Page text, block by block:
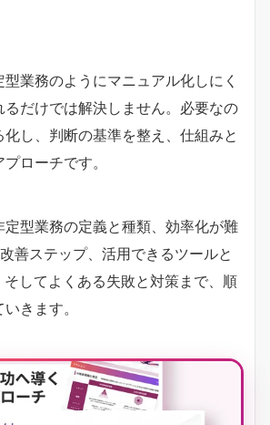
業務のようにマニュアル化しにく
るだけでは解決しません。必要なの
し、判断の基準を整え、仕組みと
ローチです。
定型業務の定義と種類、効率化が難
善ステップ、活用できるツールと
してよくある失敗と対策まで、順
きます。